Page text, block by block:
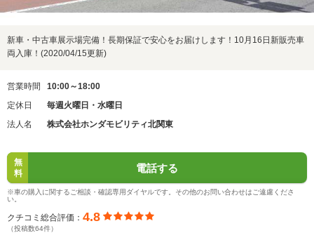
新車・中古車展示場完備！長期保証で安心をお届けします！10月16日新販売車
両入庫！(2020/04/15更新)
営業時間
10:00～18:00
定休日
毎週火曜日・水曜日
法人名
株式会社ホンダモビリティ北関東
無
料
電話する
※車の購入に関するご相談・確認専用ダイヤルです。その他のお問い合わせはご遠慮くださ
い。
クチコミ総合評価： 4.8
（投稿数64件）